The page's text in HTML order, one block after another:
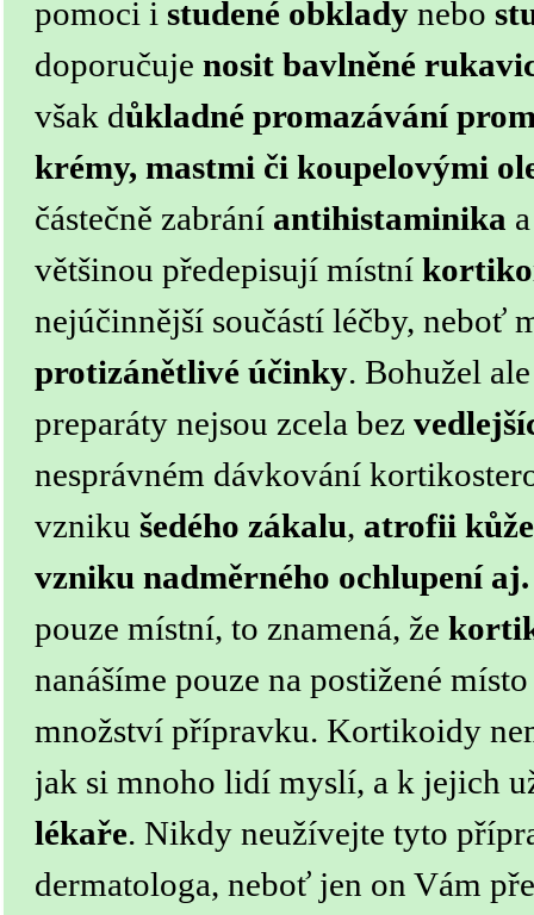
pomoci i studené obklady nebo
doporučuje nosit bavlněné
však důkladné promazávání
krémy, mastmi či koupelovými
částečně zabrání antihistaminika
většinou předepisují místní
nejúčinnější součástí léčby, neboť
protizánětlivé účinky. Bohužel
preparáty nejsou zcela bez
nesprávném dávkování
vzniku šedého zákalu, atrofii
vzniku nadměrného ochlupení aj.
pouze místní, to znamená, že
nanášíme pouze na postižené
množství přípravku. Kortikoidy
jak si mnoho lidí myslí, a k jejich
lékaře. Nikdy neužívejte tyto
dermatologa, neboť jen on Vám